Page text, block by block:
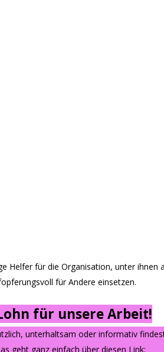
Helfer für die Organisation, unter ihnen
für Andere einsetzen.
für unsere Arbeit!
unterhaltsam oder informativ
geht ganz einfach über diesen Link: